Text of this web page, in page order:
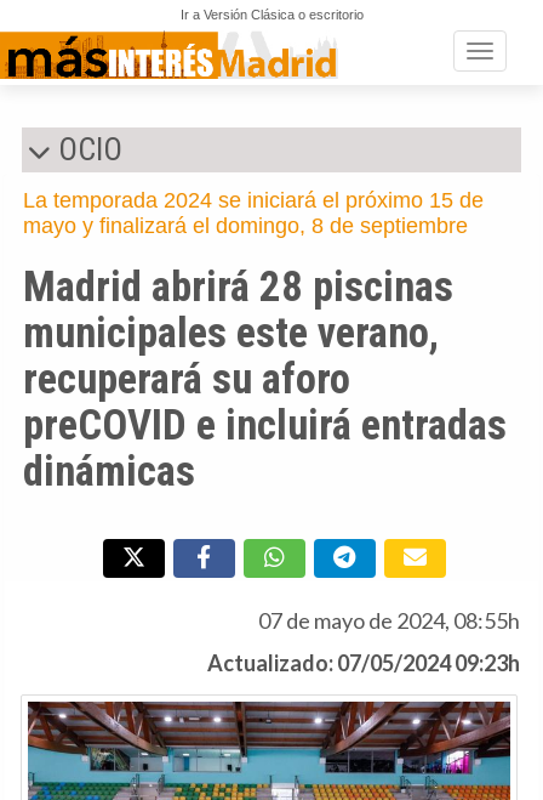
Ir a Versión Clásica o escritorio
Toggle
OCIO
La temporada 2024 se iniciará el próximo 15 de
mayo y finalizará el domingo, 8 de septiembre
Madrid abrirá 28 piscinas
municipales este verano,
recuperará su aforo
preCOVID e incluirá entradas
dinámicas
07 de mayo de 2024, 08:55h
Actualizado: 07/05/2024 09:23h